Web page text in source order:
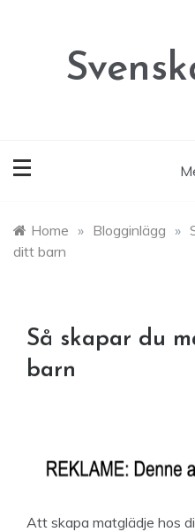
Home » Blogginlägg »
ditt barn
Så skapar du
barn
Att skapa matglädje hos